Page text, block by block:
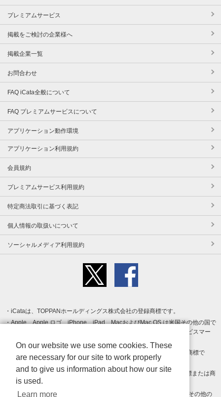
プレミアムサービス
掲載をご検討の企業様へ
掲載企業一覧
お問合わせ
FAQ iCata全般について
FAQ プレミアムサービスについて
アプリケーション動作環境
アプリケーション利用規約
会員規約
プレミアムサービス利用規約
特定商法取引に基づく表記
個人情報の取扱いについて
ソーシャルメディア利用規約
iCataは、TOPPANホールディングス株式会社の登録商標です。
Apple、Apple ロゴ、iPhone、iPad、MacおよびMac OS は米国その他の国で
登録された Apple Inc. の商標です。App Store は Apple Inc. のサービスマー
クです。
Android、Google Play および Google Play ロゴ は Google LLC の商標で
す。
Windows は Microsoft Inc.の米国およびその他の国における登録商標または商
標です。
Adobe、Adobe Reader、Adobe PDF は、Adobe Inc.の米国およびその他の
On our website we use some cookies. These
are necessary for our site to work properly
and to give us information about how our site
is used.
Learn more